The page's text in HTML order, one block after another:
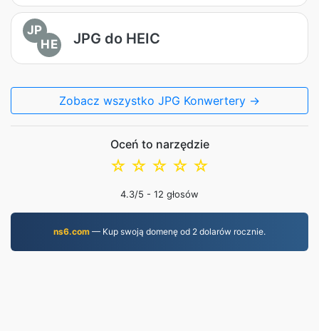
JP
HE
JPG do HEIC
Zobacz wszystko JPG Konwertery →
Oceń to narzędzie
☆
☆
☆
☆
☆
4.3/5 - 12 głosów
ns6.com — Kup swoją domenę od 2 dolarów rocznie.